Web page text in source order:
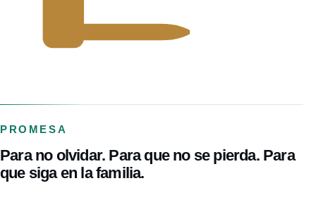
PROMESA
Para no olvidar. Para que no se pierda. Para
que siga en la familia.